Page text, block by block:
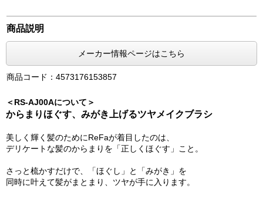
商品説明
メーカー情報ページはこちら
商品コード：4573176153857
＜RS-AJ00Aについて＞
からまりほぐす、みがき上げるツヤメイクブラシ
美しく輝く髪のためにReFaが着目したのは、
デリケートな髪のからまりを「正しくほぐす」こと。
さっと梳かすだけで、「ほぐし」と「みがき」を
同時に叶えて髪がまとまり、ツヤが手に入ります。